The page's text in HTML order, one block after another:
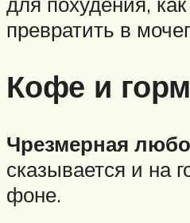
превратить в
Кофе и
Чрезмерная
сказывается и на
фоне.